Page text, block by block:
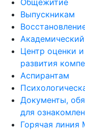
Выпускникам
Центр оценки и
развития
Аспирантам
Документы,
для
Горячая линия